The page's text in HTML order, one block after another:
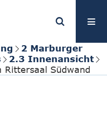
2 Marburger
2.3 Innenansicht
Rittersaal Südwand